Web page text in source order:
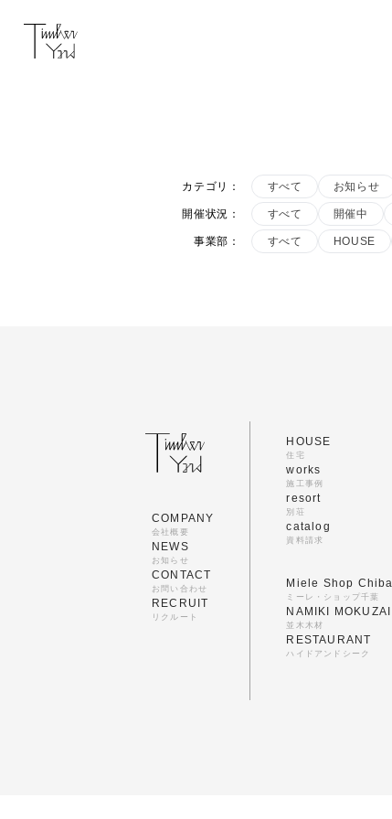
カテゴリ ： すべて お知らせ
開催状況 ： すべて 開催中
事業部 ： すべて HOUSE
COMPANY
会社概要
NEWS
お知らせ
CONTACT
お問い合わせ
RECRUIT
リクルート
HOUSE
住宅
works
施工事例
resort
別荘
catalog
資料請求
Miele Shop Chiba
ミーレ・ショップ千葉
NAMIKI MOKUZAI
並木木材
RESTAURANT
ハイドアンドシーク